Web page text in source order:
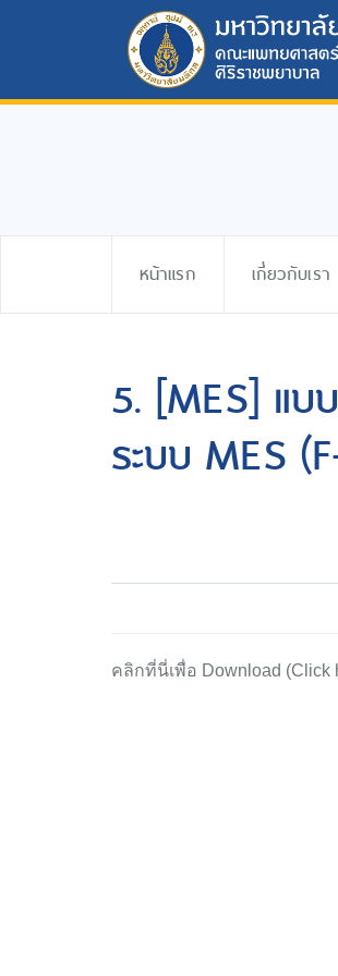
หน้าแรก เกี่ยวกับเรา
5. [MES] แบ
ระบบ MES
คลิกที่นี่เพื่อ Download (Click